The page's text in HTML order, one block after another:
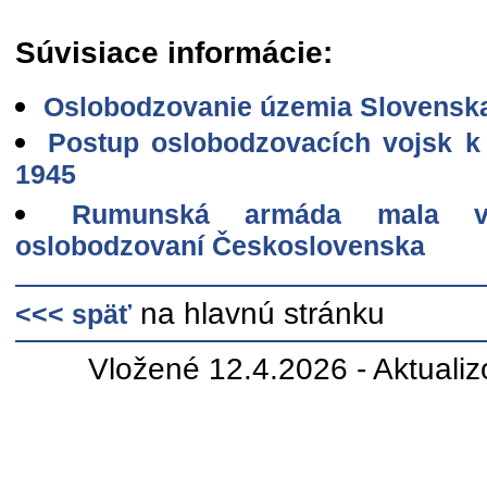
Súvisiace informácie:
Oslobodzovanie územia
Postup oslobodzovacích vojsk
1945
Rumunská armáda mala
oslobodzovaní Československa
<<< späť na hlavnú stránku
Vložené 12.4.2026 -